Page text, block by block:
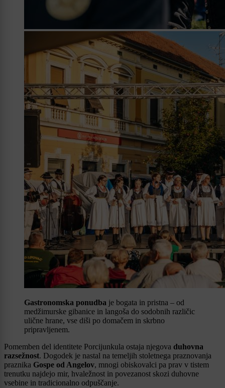
Gastronomska ponudba je bogata in pristna – od
medžimurske gibanice in langoša do sodobnih različic
ulične hrane, vse diši po domačem in skrbno
pripravljenem.
Pomemben del identitete Porcijunkula ostaja njegova duhovna
razsežnost. Dogodek je nastal na temeljih stoletnega praznovanja
praznika Gospe od Angelov, mnogi obiskovalci pa prav v tistem
trenutku najdejo mir, hvaležnost in povezanost skozi duhovne
vsebine in tradicionalno odpuščanje.